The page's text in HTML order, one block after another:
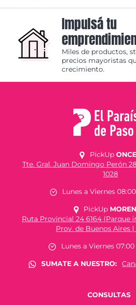
Impulsá tu
Miles de productos,
precios mayoristas
crecimiento.
PickUp ONCE
Tte. Gral. Juan Domingo Perón
1028
Lunes a Viernes 08:00
PickUp
Ruta Provincial 24 6164 (Parque
Prov. de Buenos Aires |
Lunes a Viernes 07:00
SUMATE A NUESTRO:
CONSULTAS